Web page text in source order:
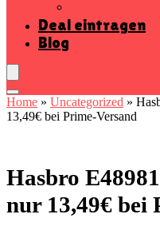
Deal eintragen
Blog
Home » Uncategorized »
13,49€ bei Prime-Versand
Hasbro
nur 13,49€ bei